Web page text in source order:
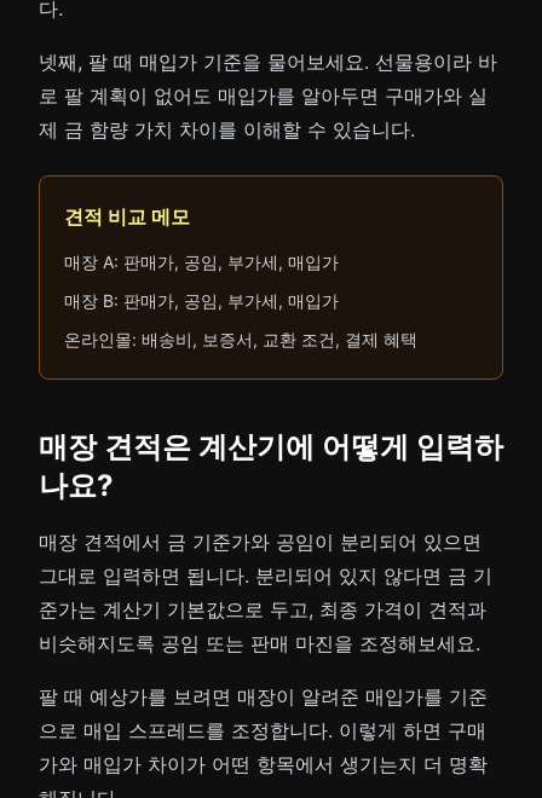
다.
넷째, 팔 때 매입가 기준을 물어보세요. 선물용이라 바
로 팔 계획이 없어도 매입가를 알아두면 구매가와 실
제 금 함량 가치 차이를 이해할 수 있습니다.
견적 비교 메모
매장 A: 판매가, 공임, 부가세, 매입가
매장 B: 판매가, 공임, 부가세, 매입가
온라인몰: 배송비, 보증서, 교환 조건, 결제 혜택
매장 견적은 계산기에 어떻게 입력하
나요?
매장 견적에서 금 기준가와 공임이 분리되어 있으면
그대로 입력하면 됩니다. 분리되어 있지 않다면 금 기
준가는 계산기 기본값으로 두고, 최종 가격이 견적과
비슷해지도록 공임 또는 판매 마진을 조정해보세요.
팔 때 예상가를 보려면 매장이 알려준 매입가를 기준
으로 매입 스프레드를 조정합니다. 이렇게 하면 구매
가와 매입가 차이가 어떤 항목에서 생기는지 더 명확